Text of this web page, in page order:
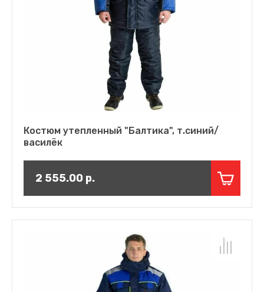
Костюм утепленный "Балтика", т.синий/
василёк
2 555.00 р.